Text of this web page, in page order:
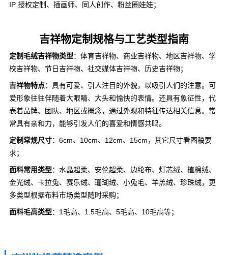
IP 授权定制、插画师、同人创作、粉丝圈娃娃；
吉祥物定制规格与工艺类型指南
定制毛绒吉祥物类型：体育吉祥物、商业吉祥物、地区吉祥物、学
校吉祥物、节日吉祥物、社交媒体吉祥物、历史吉祥物；
吉祥物特点：具有可爱、引人注目的外貌，以吸引人们的注意。可
爱形象往往伴随着大眼睛、大头和愉快的表情。还具有象征性，代
表着品牌、团队、地区或概念，通过外观和特征传达相关信息。常
常具有亲和力，能够引发人们的喜爱和情感共鸣。
定制常规尺寸：6cm、10cm、12cm、15cm，其它尺寸看图稿要
求；
面料常用类型：水晶超柔、安伦超柔、边纶布、灯芯绒、植棉绒、
金光绒、卡拉兔、赛乐绒、珊瑚绒、小兔毛、羊羔绒、珍珠绒，更
多类型根据布料市场类型随时采购；
面料毛高类型：1毛高、1.5毛高、5毛高、10毛高等；